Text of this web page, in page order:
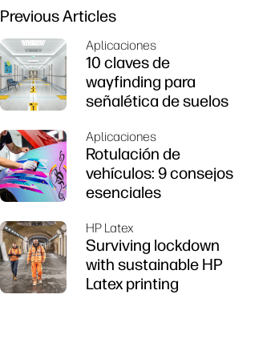
Previous Articles
Aplicaciones
10 claves de
wayfinding para
señalética de suelos
Aplicaciones
Rotulación de
vehículos: 9 consejos
esenciales
HP Latex
Surviving lockdown
with sustainable HP
Latex printing